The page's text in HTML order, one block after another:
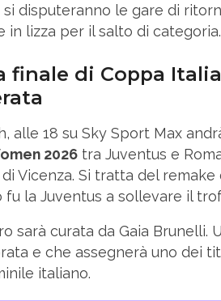
disputeranno le gare di
in lizza per il salto di categoria.
finale di Coppa Italia
alle 18 su Sky Sport Max
2026 tra Juventus e
Vicenza. Si tratta del remake
la Juventus a sollevare il
sarà curata da Gaia Brunelli.
e che assegnerà uno dei
italiano.